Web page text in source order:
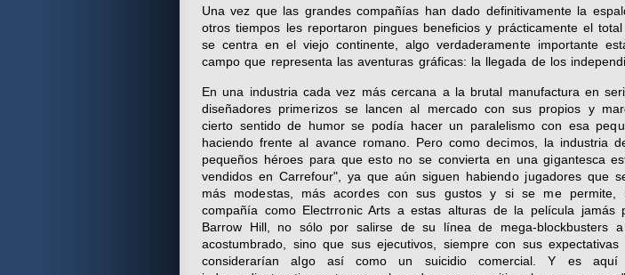
Una vez que las grandes compañías han dado definitivamente la
otros tiempos les reportaron pingues beneficios y prácticamente el
se centra en el viejo continente, algo verdaderamente importante
campo que representa las aventuras gráficas: la llegada de los
En una industria cada vez más cercana a la brutal manufactura en
diseñadores primerizos se lancen al mercado con sus propios y
cierto sentido de humor se podía hacer un paralelismo con esa
haciendo frente al avance romano. Pero como decimos, la industria
pequeños héroes para que esto no se convierta en una gigantesca
vendidos en Carrefour", ya que aún siguen habiendo jugadores que
más modestas, más acordes con sus gustos y si se me permite,
compañía como Electrronic Arts a estas alturas de la película jamás
Barrow Hill, no sólo por salirse de su línea de mega-blockbusters
acostumbrado, sino que sus ejecutivos, siempre con sus
considerarían algo así como un suicidio comercial. Y es aquí